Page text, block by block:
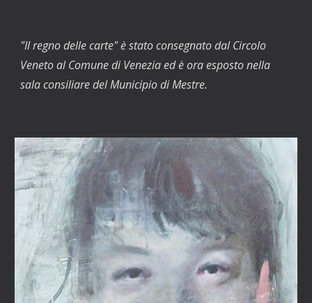
"Il regno delle carte" è stato consegnato dal Circolo
Veneto al Comune di Venezia ed è ora esposto nella
sala consiliare del Municipio di Mestre.